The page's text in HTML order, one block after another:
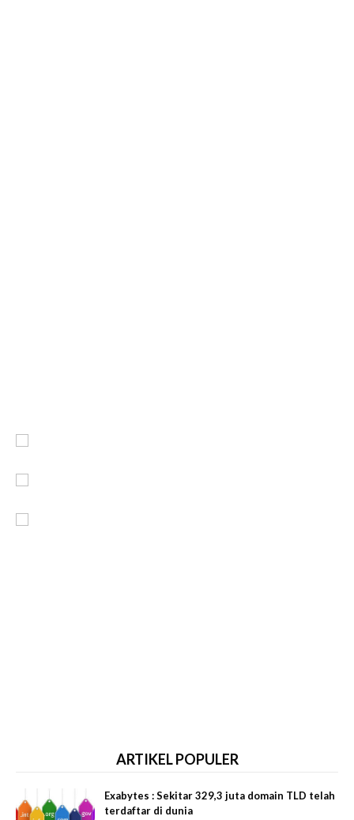
ARTIKEL POPULER
Exabytes : Sekitar 329,3 juta domain TLD telah
terdaftar di dunia